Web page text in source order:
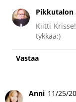
Pikkutalon
Kiitti
tykkää:)
Vastaa
Anni 11/25/